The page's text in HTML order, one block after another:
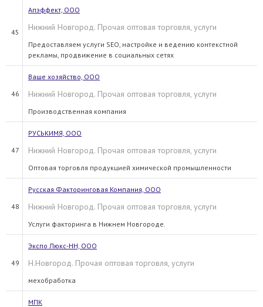
45
Апэффект, ООО
Нижний Новгород. Прочая оптовая торговля, услуги
Предоставляем услуги SEO, настройке и ведению контекстной
рекламы, продвижение в социальных сетях
46
Ваше хозяйство, ООО
Нижний Новгород. Прочая оптовая торговля, услуги
Производственная компания
47
РУСЬКИМЯ, ООО
Нижний Новгород. Прочая оптовая торговля, услуги
Оптовая торговля продукцией химической промышленности
48
Русская Факторинговая Компания, ООО
Нижний Новгород. Прочая оптовая торговля, услуги
Услуги факторинга в Нижнем Новгороде.
49
Экспо Люкс-НН, ООО
Н.Новгород. Прочая оптовая торговля, услуги
мехобработка
МПК